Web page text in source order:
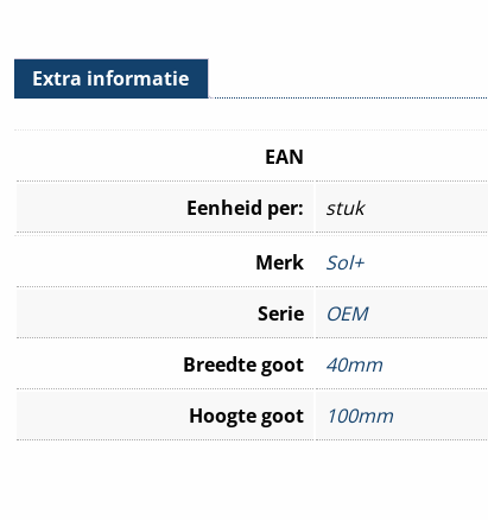
Extra informatie
EAN
Eenheid per:
stuk
Merk
Sol+
Serie
OEM
Breedte goot
40mm
Hoogte goot
100mm